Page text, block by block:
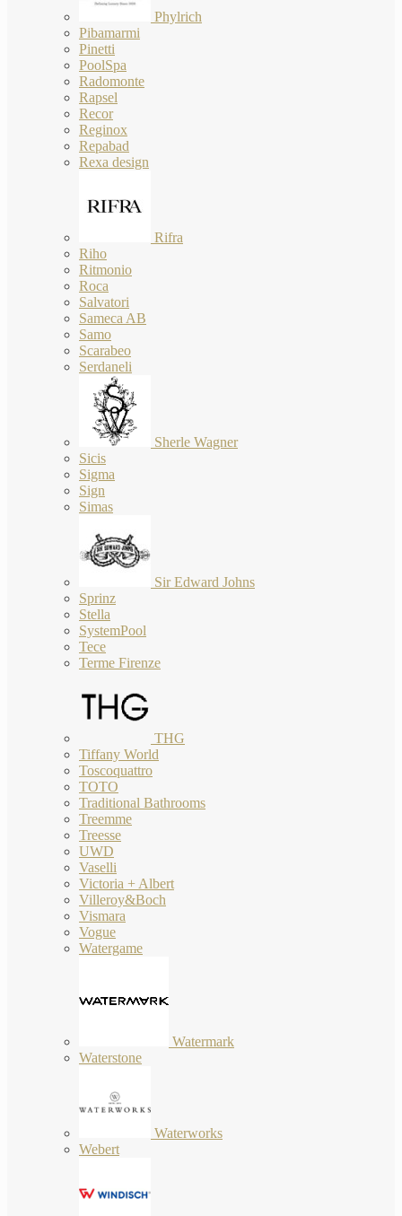
Phylrich
Pibamarmi
Pinetti
PoolSpa
Radomonte
Rapsel
Recor
Reginox
Repabad
Rexa design
Rifra
Riho
Ritmonio
Roca
Salvatori
Sameca AB
Samo
Scarabeo
Serdaneli
Sherle Wagner
Sicis
Sigma
Sign
Simas
Sir Edward Johns
Sprinz
Stella
SystemPool
Tece
Terme Firenze
THG
Tiffany World
Toscoquattro
TOTO
Traditional Bathrooms
Treemme
Treesse
UWD
Vaselli
Victoria + Albert
Villeroy&Boch
Vismara
Vogue
Watergame
Watermark
Waterstone
Waterworks
Webert